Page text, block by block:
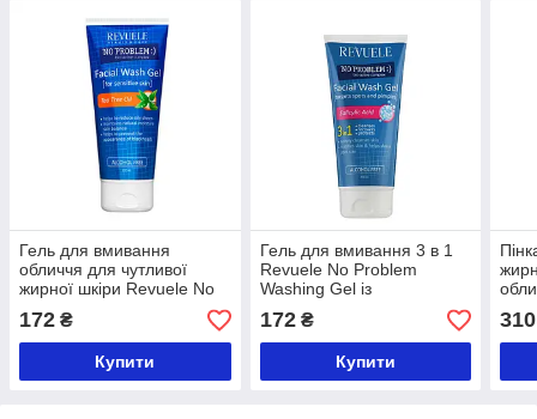
Гель для вмивання
обличчя для чутливої
жирної шкіри Revuele No
Problem з олією чайного
дерева, 200 мл
172 ₴
Купити
Гель для вмивання 3 в 1
Revuele No Problem
Washing Gel із
саліциловою кислотою
200 мл
172₴
Купити
150
310